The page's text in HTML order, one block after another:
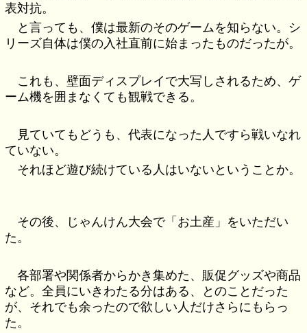
表対抗。
と言っても、僕は最新のそのゲームを知らない。シ
リーズ自体は僕の入社直前に始まったものだったが。
これも、壁面ディスプレイで大写しされるため、ゲ
ーム機を囲まなくても観戦できる。
見ていてもどうも、代表になった人ですら戦いなれ
ていない。
それほど遊び続けている人はいないということか。
その後、じゃんけん大会で「お土産」をいただい
た。
各部署や関係者からかき集めた、販促グッズや商品
など。全員にいきわたる分はある、とのことだった
が、それでも余ったので欲しい人だけさらにもらっ
た。